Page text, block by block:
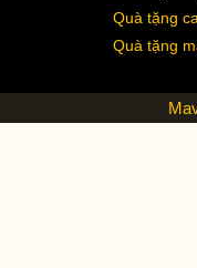
Quà tặng
Quà tặng